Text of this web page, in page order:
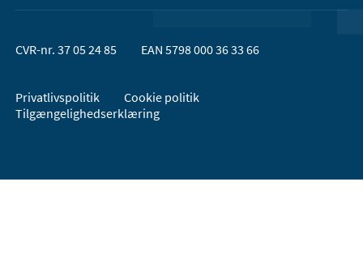
CVR-nr. 37 05 24 85 EAN 5798 000 36 33 66
Privatlivspolitik
Cookie politik
Tilgængelighedserklæring